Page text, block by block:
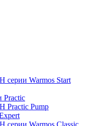
серии Warmos Start
Practic
Practic Pump
серии Warmos Classic